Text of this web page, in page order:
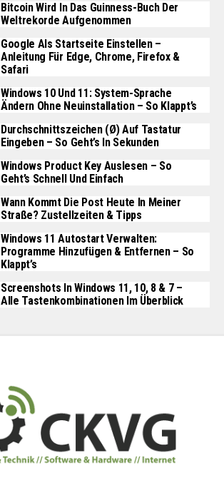
Bitcoin Wird In Das Guinness-Buch Der
Weltrekorde Aufgenommen
Google Als Startseite Einstellen –
Anleitung Für Edge, Chrome, Firefox &
Safari
Windows 10 Und 11: System-Sprache
Ändern Ohne Neuinstallation – So Klappt’s
Durchschnittszeichen (Ø) Auf Tastatur
Eingeben – So Geht’s In Sekunden
Windows Product Key Auslesen – So
Geht’s Schnell Und Einfach
Wann Kommt Die Post Heute In Meiner
Straße? Zustellzeiten & Tipps
Windows 11 Autostart Verwalten:
Programme Hinzufügen & Entfernen – So
Klappt’s
Screenshots In Windows 11, 10, 8 & 7 –
Alle Tastenkombinationen Im Überblick